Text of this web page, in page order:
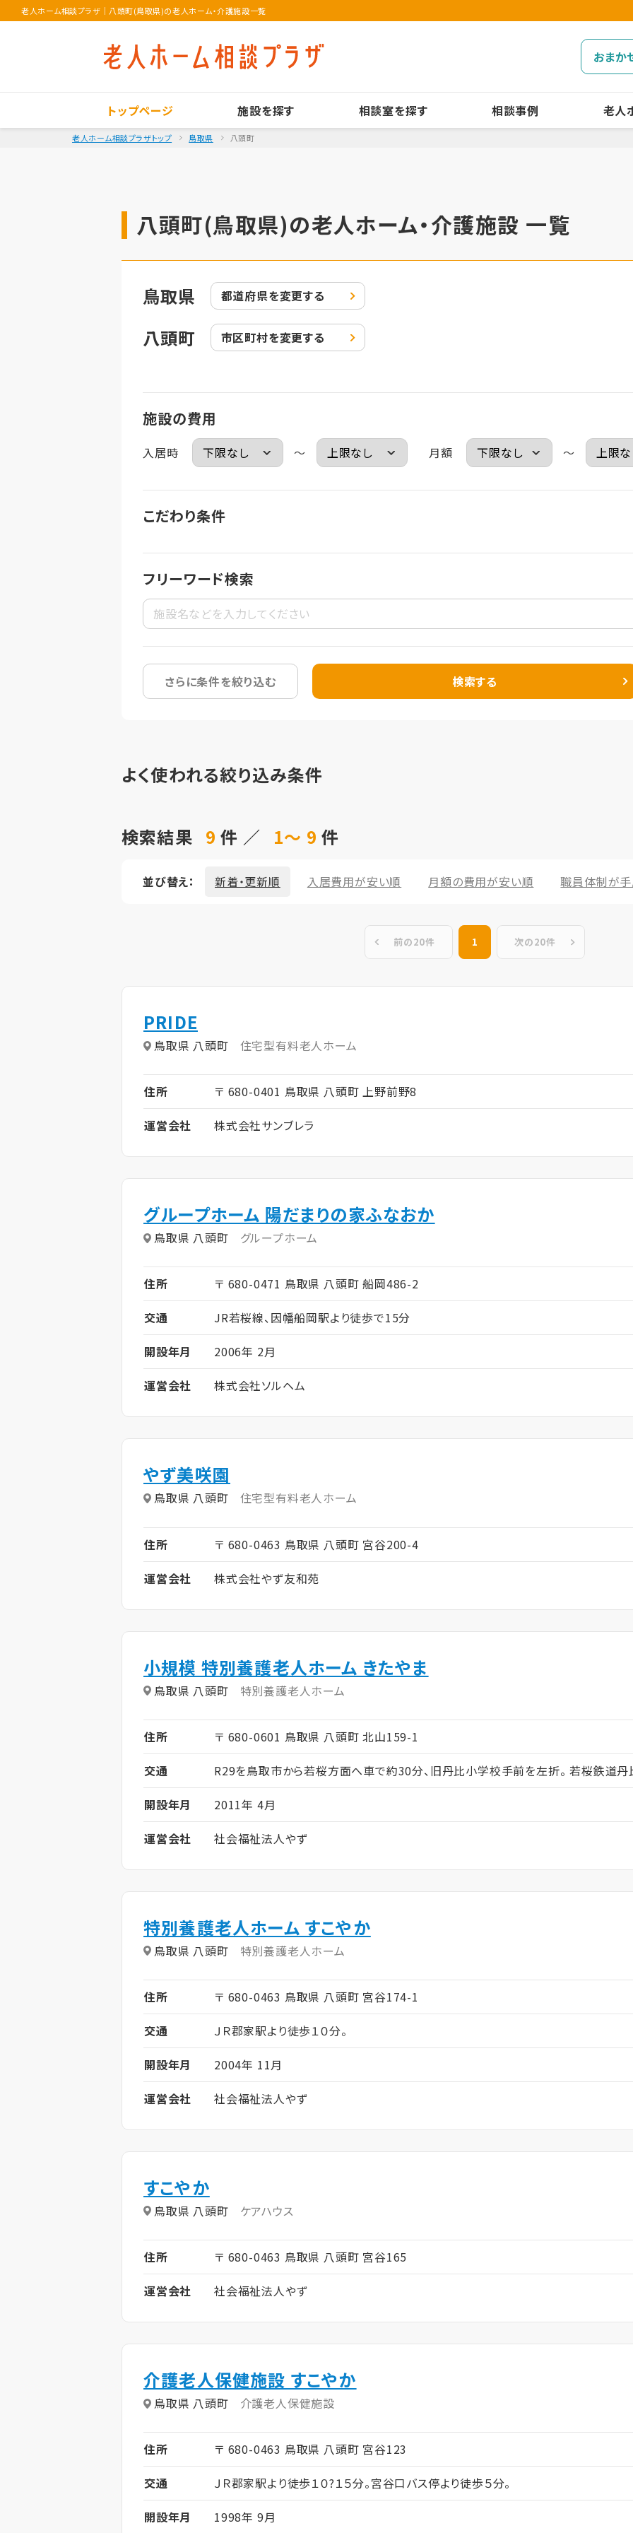
老人ホーム相談プラザ ｜ 八頭町(鳥取県)の老人ホーム・介護施設一覧
おまか
トップページ 施設を探す 相談室を探す 相談事例 老人
老人ホーム相談プラザトップ 鳥取県 八頭町
八頭町(鳥取県)の老人ホーム・介護施設 一覧
鳥取県 都道府県を変更する
八頭町 市区町村を変更する
施設の費用
入居時 ～ 月額 ～
こだわり条件
フリーワード検索
さらに条件を絞り込む 検索する
よく使われる絞り込み条件
検索結果 9件 ／ 1～ 9件
並び替え： 新着・更新順 入居費用が安い順 月額の費用が安い順 職員体制が
前の20件 1 次の20件
PRIDE
鳥取県 八頭町 住宅型有料老人ホーム
住所
〒 680-0401 鳥取県 八頭町 上野前野8
運営会社
株式会社サンブレラ
グループホーム 陽だまりの家ふなおか
鳥取県 八頭町 グループホーム
住所
〒 680-0471 鳥取県 八頭町 船岡486-2
交通
JR若桜線、因幡船岡駅より徒歩で15分
開設年月
2006年 2月
運営会社
株式会社ソルヘム
やず美咲園
鳥取県 八頭町 住宅型有料老人ホーム
住所
〒 680-0463 鳥取県 八頭町 宮谷200-4
運営会社
株式会社やず友和苑
小規模 特別養護老人ホーム きたやま
鳥取県 八頭町 特別養護老人ホーム
住所
〒 680-0601 鳥取県 八頭町 北山159-1
交通
R29を鳥取市から若桜方面へ車で約30分、旧丹比小学校手前を左折。 若桜鉄道
開設年月
2011年 4月
運営会社
社会福祉法人やず
特別養護老人ホーム すこやか
鳥取県 八頭町 特別養護老人ホーム
住所
〒 680-0463 鳥取県 八頭町 宮谷174-1
交通
ＪＲ郡家駅より徒歩１０分。
開設年月
2004年 11月
運営会社
社会福祉法人やず
すこやか
鳥取県 八頭町 ケアハウス
住所
〒 680-0463 鳥取県 八頭町 宮谷165
運営会社
社会福祉法人やず
介護老人保健施設 すこやか
鳥取県 八頭町 介護老人保健施設
住所
〒 680-0463 鳥取県 八頭町 宮谷123
交通
ＪＲ郡家駅より徒歩１０?１５分。宮谷口バス停より徒歩５分。
開設年月
1998年 9月